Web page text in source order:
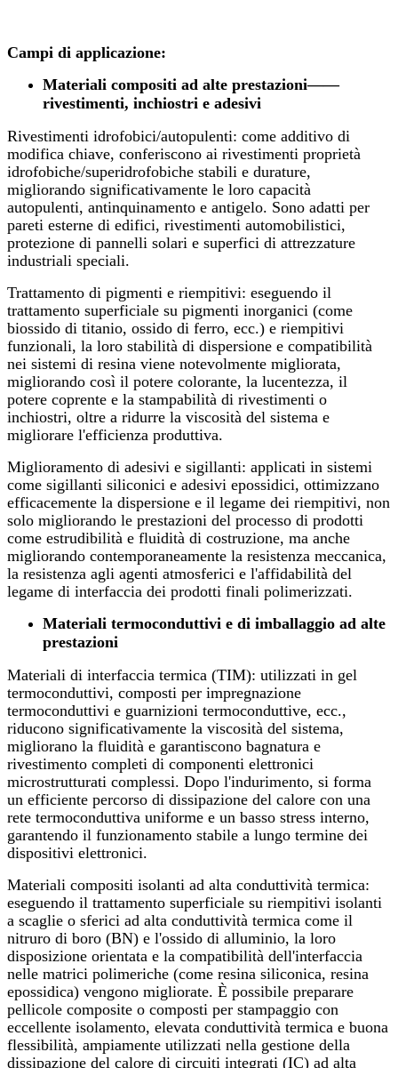
Campi di applicazione:
Materiali compositi ad alte prestazioni——
rivestimenti, inchiostri e adesivi
Rivestimenti idrofobici/autopulenti: come additivo di
modifica chiave, conferiscono ai rivestimenti proprietà
idrofobiche/superidrofobiche stabili e durature,
migliorando significativamente le loro capacità
autopulenti, antinquinamento e antigelo. Sono adatti per
pareti esterne di edifici, rivestimenti automobilistici,
protezione di pannelli solari e superfici di attrezzature
industriali speciali.
Trattamento di pigmenti e riempitivi: eseguendo il
trattamento superficiale su pigmenti inorganici (come
biossido di titanio, ossido di ferro, ecc.) e riempitivi
funzionali, la loro stabilità di dispersione e compatibilità
nei sistemi di resina viene notevolmente migliorata,
migliorando così il potere colorante, la lucentezza, il
potere coprente e la stampabilità di rivestimenti o
inchiostri, oltre a ridurre la viscosità del sistema e
migliorare l'efficienza produttiva.
Miglioramento di adesivi e sigillanti: applicati in sistemi
come sigillanti siliconici e adesivi epossidici, ottimizzano
efficacemente la dispersione e il legame dei riempitivi, non
solo migliorando le prestazioni del processo di prodotti
come estrudibilità e fluidità di costruzione, ma anche
migliorando contemporaneamente la resistenza meccanica,
la resistenza agli agenti atmosferici e l'affidabilità del
legame di interfaccia dei prodotti finali polimerizzati.
Materiali termoconduttivi e di imballaggio ad alte
prestazioni
Materiali di interfaccia termica (TIM): utilizzati in gel
termoconduttivi, composti per impregnazione
termoconduttivi e guarnizioni termoconduttive, ecc.,
riducono significativamente la viscosità del sistema,
migliorano la fluidità e garantiscono bagnatura e
rivestimento completi di componenti elettronici
microstrutturati complessi. Dopo l'indurimento, si forma
un efficiente percorso di dissipazione del calore con una
rete termoconduttiva uniforme e un basso stress interno,
garantendo il funzionamento stabile a lungo termine dei
dispositivi elettronici.
Materiali compositi isolanti ad alta conduttività termica:
eseguendo il trattamento superficiale su riempitivi isolanti
a scaglie o sferici ad alta conduttività termica come il
nitruro di boro (BN) e l'ossido di alluminio, la loro
disposizione orientata e la compatibilità dell'interfaccia
nelle matrici polimeriche (come resina siliconica, resina
epossidica) vengono migliorate. È possibile preparare
pellicole composite o composti per stampaggio con
eccellente isolamento, elevata conduttività termica e buona
flessibilità, ampiamente utilizzati nella gestione della
dissipazione del calore di circuiti integrati (IC) ad alta